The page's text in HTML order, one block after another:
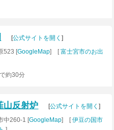
[公式サイトを開く]
523 [GoogleMap] [富士宮市のお出
約30分
山反射炉 [公式サイトを開く]
中260-1 [GoogleMap] [伊豆の国市